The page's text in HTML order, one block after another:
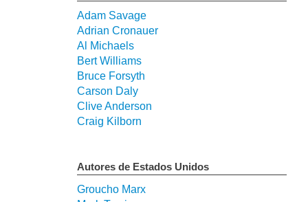
Adam Savage
Adrian Cronauer
Al Michaels
Bert Williams
Bruce Forsyth
Carson Daly
Clive Anderson
Craig Kilborn
Autores de Estados Unidos
Groucho Marx